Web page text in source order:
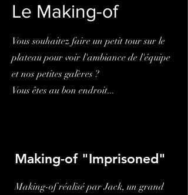
Le Making-of
Vous souhaitez faire un petit tour sur le
plateau pour voir l'ambiance de l'équipe
et nos petites galères ?
Vous êtes au bon endroit...
Making-of "Imprisoned"
Making-of réalisé par Jack, un grand